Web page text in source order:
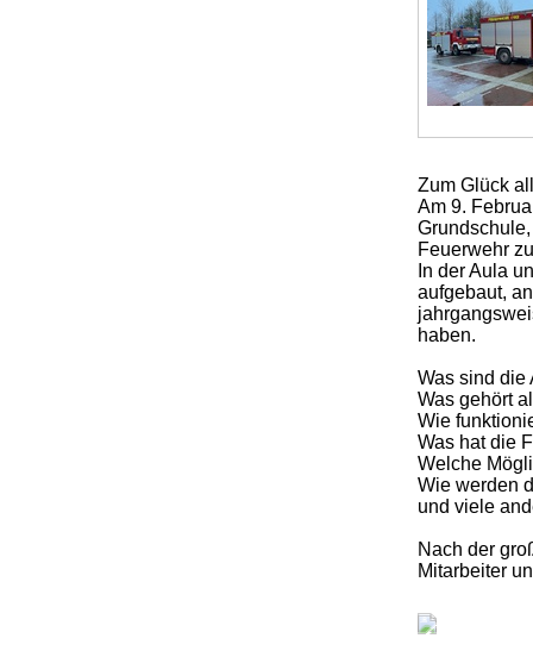
Zum Glück
Am 9.
Feuerwehr
In der Aula
aufgebaut,
haben.
Was sind die
Was gehört
Wie
Was hat die
Welche
Wie werden
und viele
Nach der
Mitarbeiter